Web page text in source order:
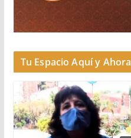
Tu Espacio Aquí y Ahora